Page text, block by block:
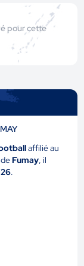
pour cette
affilié au
deFumay, il
.